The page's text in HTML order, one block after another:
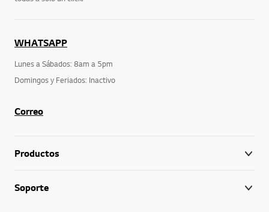
WHATSAPP
Lunes a Sábados: 8am a 5pm
Domingos y Feriados: Inactivo
Correo
Productos
Soporte